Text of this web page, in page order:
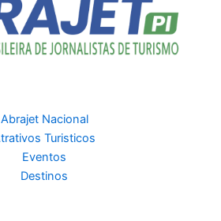
Abrajet Nacional
Turisticos
Eventos
Destinos